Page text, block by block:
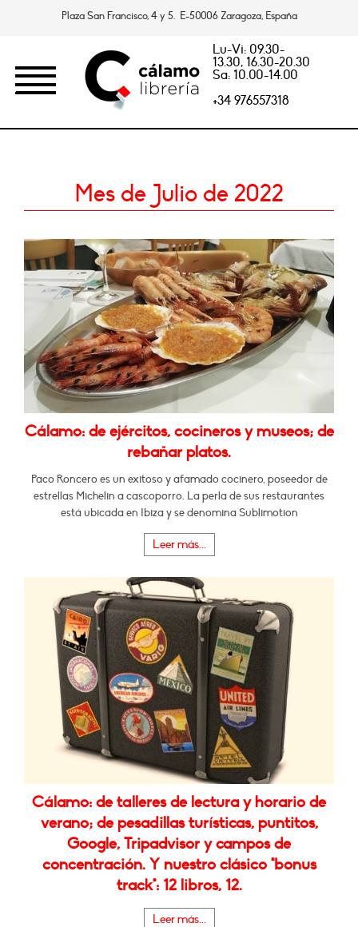
Plaza San Francisco, 4 y 5. E-50006 Zaragoza, España
Lu-Vi: 09.30-
13.30, 16.30-20.30
Sa: 10.00-14.00
+34 976557318
Mes de Julio de 2022
Cálamo: de ejércitos, cocineros y museos; de
rebañar platos.
Paco Roncero es un exitoso y afamado cocinero, poseedor de
estrellas Michelin a cascoporro. La perla de sus restaurantes
está ubicada en Ibiza y se denomina Sublimotion
Leer más...
Cálamo: de talleres de lectura y horario de
verano; de pesadillas turísticas, puntitos,
Google, Tripadvisor y campos de
concentración. Y nuestro clásico "bonus
track": 12 libros, 12.
Leer más...